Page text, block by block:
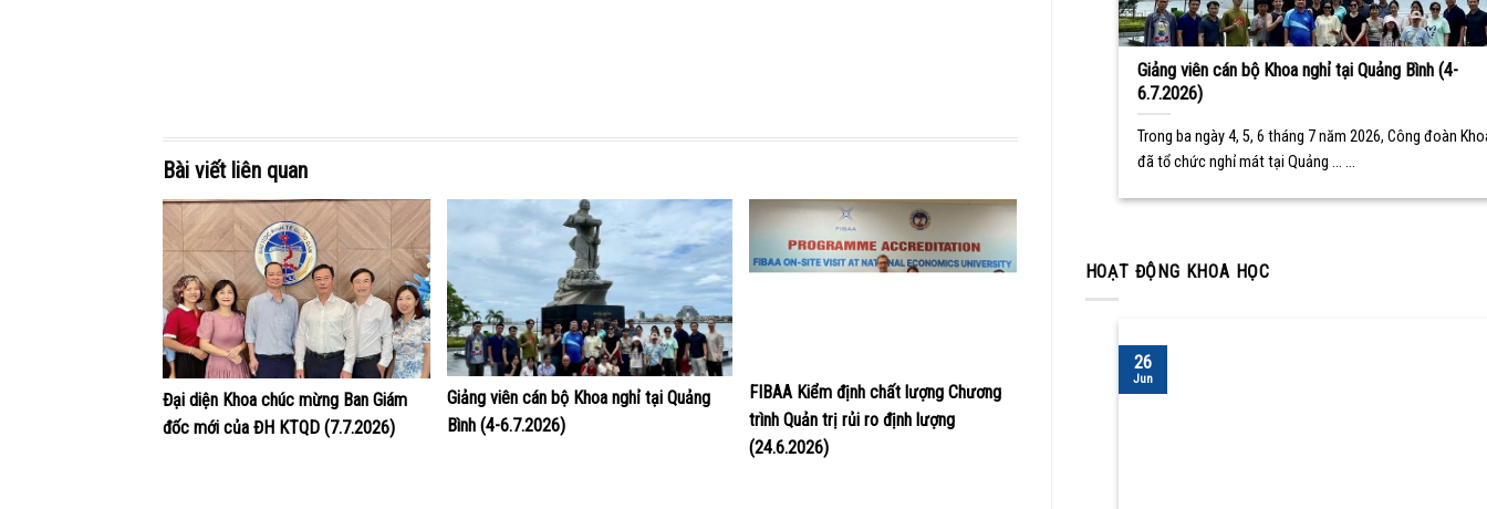
Bài viết liên quan
Đại diện Khoa chúc mừng Ban Giám
đốc mới của ĐH KTQD (7.7.2026)
Giảng viên cán bộ Khoa nghỉ tại Quảng
Bình (4-6.7.2026)
FIBAA Kiểm định chất lượng Chương
trình Quản trị rủi ro định lượng
(24.6.2026)
Giảng viên cán bộ Khoa nghỉ tại Quảng Bình (4-
6.7.2026)
Trong ba ngày 4, 5, 6 tháng 7 năm 2026, Công đoàn
đã tổ chức nghỉ mát tại Quảng ... ...
HOẠT ĐỘNG KHOA HỌC
26
Jun